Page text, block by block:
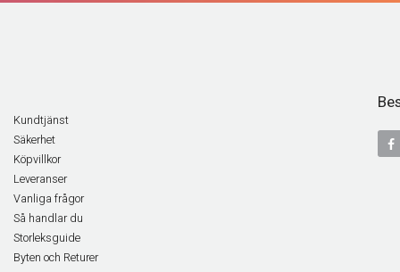
Kundtjänst
Säkerhet
Köpvillkor
Leveranser
Vanliga frågor
Så handlar du
Storleksguide
Byten och Returer